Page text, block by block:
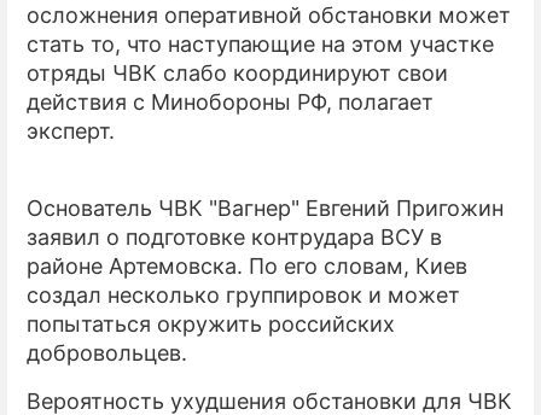
осложнения оперативной обстановки может
стать то, что наступающие на этом участке
отряды ЧВК слабо координируют свои
действия с Минобороны РФ, полагает
эксперт.
Основатель ЧВК "Вагнер" Евгений Пригожин
заявил о подготовке контрудара ВСУ в
районе Артемовска. По его словам, Киев
создал несколько группировок и может
попытаться окружить российских
добровольцев.
Вероятность ухудшения обстановки для ЧВК